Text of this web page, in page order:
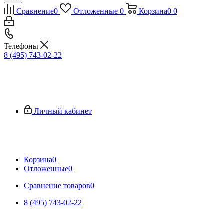
Сравнение0 Отложенные 0 Корзина0 0
Телефоны
8 (495) 743-02-22
Личный кабинет
Корзина0
Отложенные0
Сравнение товаров0
8 (495) 743-02-22